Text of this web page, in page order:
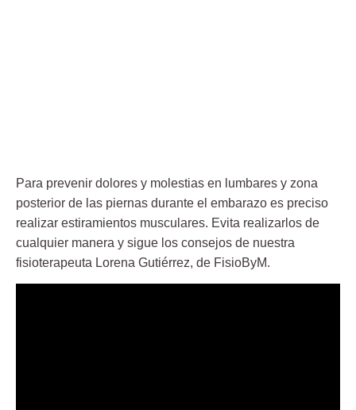
Para prevenir dolores y molestias en lumbares y zona
posterior de las piernas durante el embarazo es preciso
realizar estiramientos musculares. Evita realizarlos de
cualquier manera y sigue los consejos de nuestra
fisioterapeuta Lorena Gutiérrez, de FisioByM.